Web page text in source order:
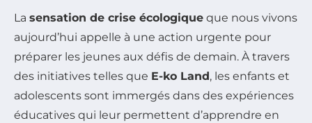
La sensation de crise écologique que nous vivons
aujourd’hui appelle à une action urgente pour
préparer les jeunes aux défis de demain. À travers
des initiatives telles que E-ko Land , les enfants et
adolescents sont immergés dans des expériences
éducatives qui leur permettent d’apprendre en